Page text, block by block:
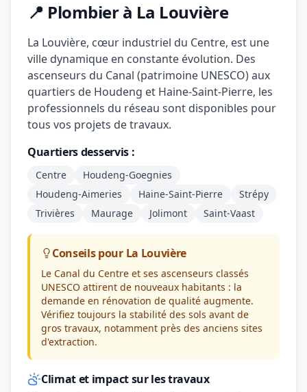
📍 Plombier à La Louvière
La Louvière, cœur industriel du Centre, est une
ville dynamique en constante évolution. Des
ascenseurs du Canal (patrimoine UNESCO) aux
quartiers de Houdeng et Haine-Saint-Pierre, les
professionnels du réseau sont disponibles pour
tous vos projets de travaux.
Quartiers desservis :
Centre
Houdeng-Goegnies
Houdeng-Aimeries
Haine-Saint-Pierre
Strépy
Trivières
Maurage Jolimont Saint-Vaast
Conseils pour La Louvière
Le Canal du Centre et ses ascenseurs classés
UNESCO attirent de nouveaux habitants : la
demande en rénovation de qualité augmente.
Vérifiez toujours la stabilité des sols avant de
gros travaux, notamment près des anciens sites
d'extraction.
Climat et impact sur les travaux